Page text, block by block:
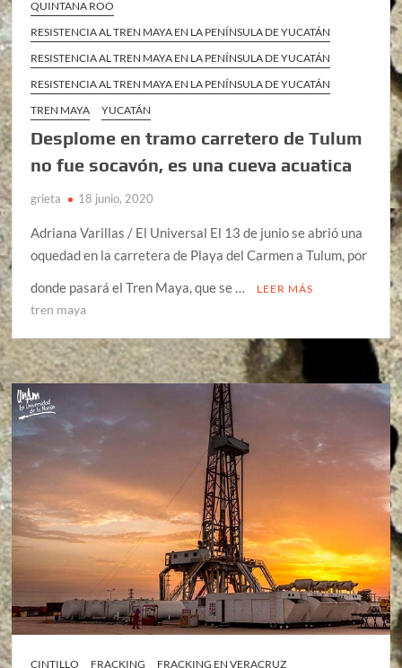
QUINTANA ROO
RESISTENCIA AL TREN MAYA EN LA PENÍNSULA DE YUCATÁN
RESISTENCIA AL TREN MAYA EN LA PENÍNSULA DE YUCATÁN
RESISTENCIA AL TREN MAYA EN LA PENÍNSULA DE YUCATÁN
TREN MAYA
YUCATÁN
Desplome en tramo carretero de Tulum
no fue socavón, es una cueva acuatica
grieta 18 junio, 2020
Adriana Varillas / El Universal El 13 de junio se abrió una
oquedad en la carretera de Playa del Carmen a Tulum, por
donde pasará el Tren Maya, que se …
LEER MÁS
tren maya
CINTILLO FRACKING FRACKING EN VERACRUZ